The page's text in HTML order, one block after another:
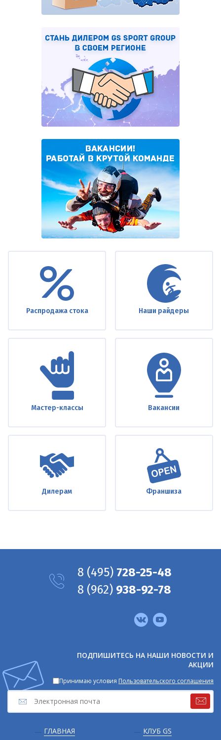
Распродажа стока Наши райдеры
Мастер-классы Вакансии
Дилерам Франшиза
Подвал
ГЛАВНАЯ КЛУБ GS
ПОДПИШИТЕСЬ НА НАШИ НОВОСТИ И
АКЦИИ
Принимаю условия Пользовательского соглашения
8 (495) 728-25-48
8 (962) 938-92-78